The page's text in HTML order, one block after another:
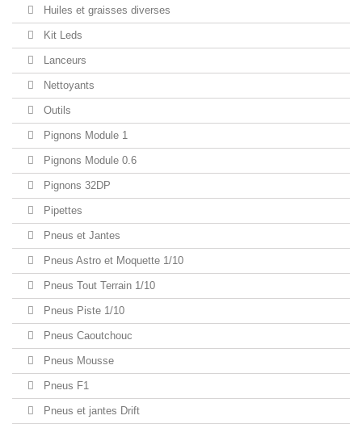
Huiles et graisses diverses
Kit Leds
Lanceurs
Nettoyants
Outils
Pignons Module 1
Pignons Module 0.6
Pignons 32DP
Pipettes
Pneus et Jantes
Pneus Astro et Moquette 1/10
Pneus Tout Terrain 1/10
Pneus Piste 1/10
Pneus Caoutchouc
Pneus Mousse
Pneus F1
Pneus et jantes Drift